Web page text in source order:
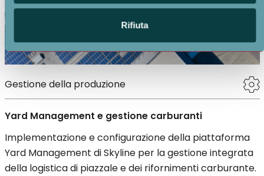
informazioni sul modo in cui utilizza il nostro sito con i
nostri partner che si occupano di analisi dei dati web,
con altre informazioni che ha fornito loro o che hanno
raccolto dal suo utilizzo dei loro servizi.
Rifiuta
Gestione della produzione
Yard Management e gestione carburanti
Implementazione e configurazione della piattaforma
Yard Management di Skyline per la gestione integrata
della logistica di piazzale e dei rifornimenti carburante.